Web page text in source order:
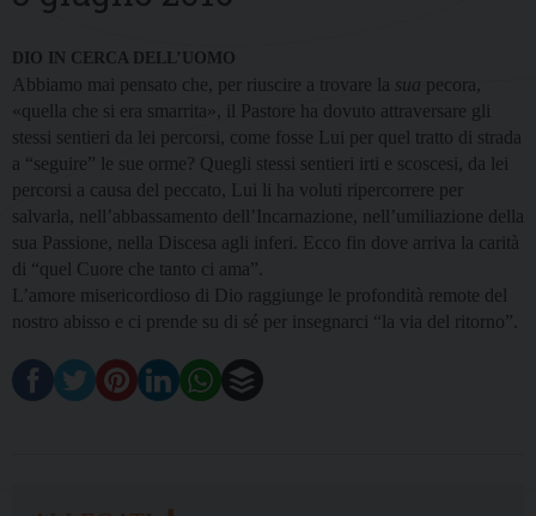
DIO IN CERCA DELL’UOMO
Abbiamo mai pensato che, per riuscire a trovare la sua pecora,
«quella che si era smarrita», il Pastore ha dovuto attraversare gli
stessi sentieri da lei percorsi, come fosse Lui per quel tratto di strada
a “seguire” le sue orme? Quegli stessi sentieri irti e scoscesi, da lei
percorsi a causa del peccato, Lui li ha voluti ripercorrere per
salvarla, nell’abbassamento dell’Incarnazione, nell’umiliazione della
sua Passione, nella Discesa agli inferi. Ecco fin dove arriva la carità
di “quel Cuore che tanto ci ama”.
L’amore misericordioso di Dio raggiunge le profondità remote del
nostro abisso e ci prende su di sé per insegnarci “la via del ritorno”.